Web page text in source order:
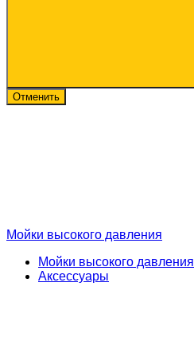
Отменить
Мойки высокого давления
Мойки высокого давления
Аксессуары